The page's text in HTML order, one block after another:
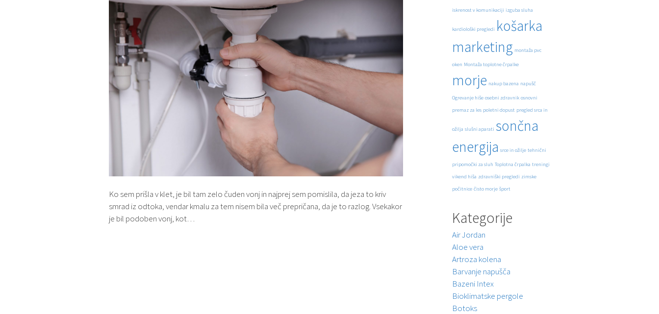
Ko sem prišla v klet, je bil tam zelo čuden vonj in najprej sem pomislila, da jeza to kriv
smrad iz odtoka, vendar kmalu za tem nisem bila več prepričana, da je to razlog. Vsekakor
je bil podoben vonj, kot…
iskrenost v komunikaciji izguba sluha
kardiološki pregledi košarka
marketing montaža pvc
oken Montaža toplotne črpalke
morje nakup bazena napušč
Ogrevanje hiše osebni zdravnik osnovni
premaz za les poletni dopust pregled srca in
ožilja slušni aparati sončna
energija srce in ožilje tehnični
pripomočki za sluh Toplotna črpalka treningi
vikend hiša zdravniški pregledi zimske
počitnice čisto morje šport
Kategorije
Air Jordan
Aloe vera
Artroza kolena
Barvanje napušča
Bazeni Intex
Bioklimatske pergole
Botoks